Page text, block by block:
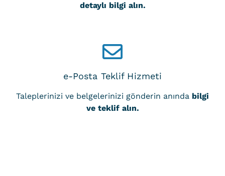
detaylı bilgi alın.
e-Posta Teklif Hizmeti
Taleplerinizi ve belgelerinizi gönderin anında bilgi
ve teklif alın.